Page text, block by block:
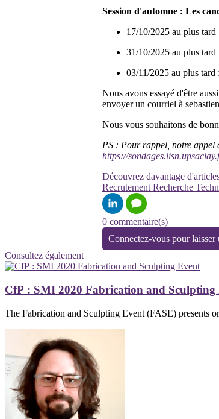
Session d'automne : Les
17/10/2025 au plus
31/10/2025 au plus tard
03/11/2025 au plus
Nous avons essayé d'être
envoyer un courriel à
Nous vous souhaitons de
PS : Pour rappel, notre appel
https://
Découvrez davantage
RecrutementRecherche
0 commentaire(s)
Connectez-vous pour laisser
Consultez également
CfP : SMI 2020 Fabrication and Sculpting
The Fabrication and Sculpting Event (FASE) presents